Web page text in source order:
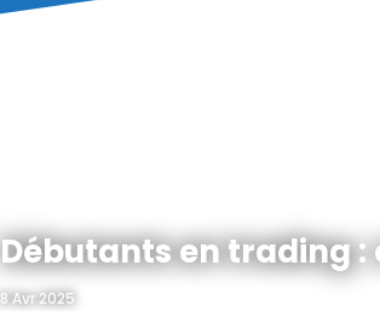
Débutants en trading
8 Avr 2025